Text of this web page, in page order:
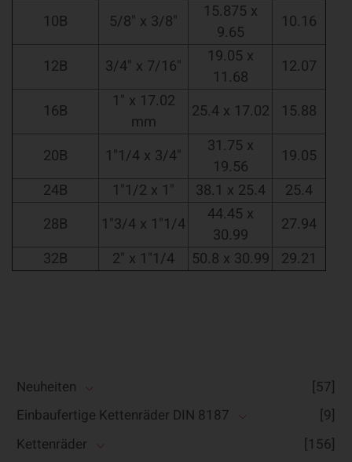
10B
5/8" x 3/8"
15.875 x
9.65
10.16
12B 3/4" x 7/16"
19.05 x
11.68
12.07
16B
1" x 17.02
mm
25.4 x 17.02 15.88
20B 1"1/4 x 3/4"
31.75 x
19.56
19.05
24B
1"1/2 x 1" 38.1 x 25.4
25.4
28B
1"3/4 x 1"1/4
44.45 x
30.99
27.94
32B
2" x 1"1/4 50.8 x 30.99 29.21
Neuheiten
[57]
Einbaufertige Kettenräder DIN 8187
[9]
Kettenräder
[156]